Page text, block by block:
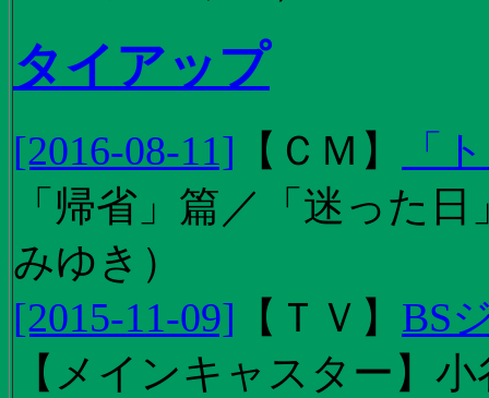
タイアップ
[2016-08-11] 【 ＣＭ 】
「
「帰省」篇／「迷った
みゆき）
[2015-11-09] 【 ＴＶ 】 BS
【メインキャスター】